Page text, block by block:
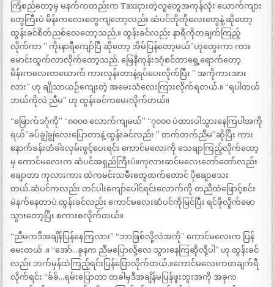
ကြံစည်တော့မှ မနက်ကတည်းက Taxiငှားတဲ့လူတွေအကုန်လုံး ယောက်ကျား
တွေကြီးပဲ မိန်းကလေးတွေကျတော့လည်း ဆံပင်တိုတိုလေးတွေနဲ့ ဆိုတော့
ထွန်းခင်စိတ်ညစ်လေတော့သည်.။ ထွန်းခင်လည်း နာရီကိုတချက်ကြည့်
လိုက်ကာ ” ကိုးနာရီကျော်ပြီ ဆိုတော့ အိမ်ပြန်တော့မယ်”ဟုတွေးကာ ကား
မောင်းထွက်လာလိုက်တော့သည်. မြေနီကုန်းဒဂုံစင်တာရှေ့ရောက်တော့
မိန်းကလေးတယောက် ကားလှန်းတာနဲ့ရပ်ပေးလိုက်ပြီး ” အကိုကားအား
လား” ဟု ချိုသာယဉ်ကျေးတဲ့ အမေးသံလေးကြားလိုက်ရတယ်.။ “ရပါတယ်
ဘယ်ကိုလဲ ညီမ” ဟု ထွန်းခင်ကမေးလိုက်တယ်။
“မြောက်ဒဂုံကို” “၈၀၀၀ လောက်ကျမယ်” “၇၀၀၀ ပဲထားပါသွားနေကြပါအကို
ရယ်”ခပ်ချွဲချွဲလေးပြောတာနဲ့ ထွန်းခင်လည်း ” တက်တက်ညီမ”ဆိုပြီး ကား
နောက်ခန်းတံခါးလှမ်းဖွင့်ပေးရင်း ကောင်မလေးကို သေချာကြည့်လိုက်တော့
မှ ကောင်မလေးက ဆံပင်အရှည်ကြီးပဲ။ကုလားဆင်မလေးတော်တော်လည်း
ချောတာ ကုလားကား ထဲကမင်းသမီးတွေထက်တောင် ပိုချောသေး
တယ်.ဆံပင်ကလည်း တင်ပါးကျော်ပေါင်ရင်းလောက်ကို တညီထဲဖြောင့်စင်း
မဲနက်နေတာပဲ.ထွန်းခင်လည်း ကောင်မလေးဆံပင်ကိုမြင်ပြီး ရင်ဖိုလှိုက်မော
သွားတော့ပြီး စကားစလိုက်တယ်။
“ညီမကဒီအချိန်ပြန်နေကြလား” “ဘာဖြစ်လို့လဲအကို” ကောင်မလေးက ပြန်
မေးတယ် .။ “အော်…ခုနက ညီမပြောလို့လေ သွားနေကြဆိုလို့ပါ” ဟု ထွန်းခင်
လည်း ဘက်မှန်ထဲကြည့်ရင်းပြန်ပြောလိုက်တယ်.။ကောင်မလေးကတချက်ရီ
လိုက်ရင်း “ခ်ခ်…ရမ်းပြောတာ တခါမှဒီအချိန်မပြန်ဖူးဘူးအကို အခုက